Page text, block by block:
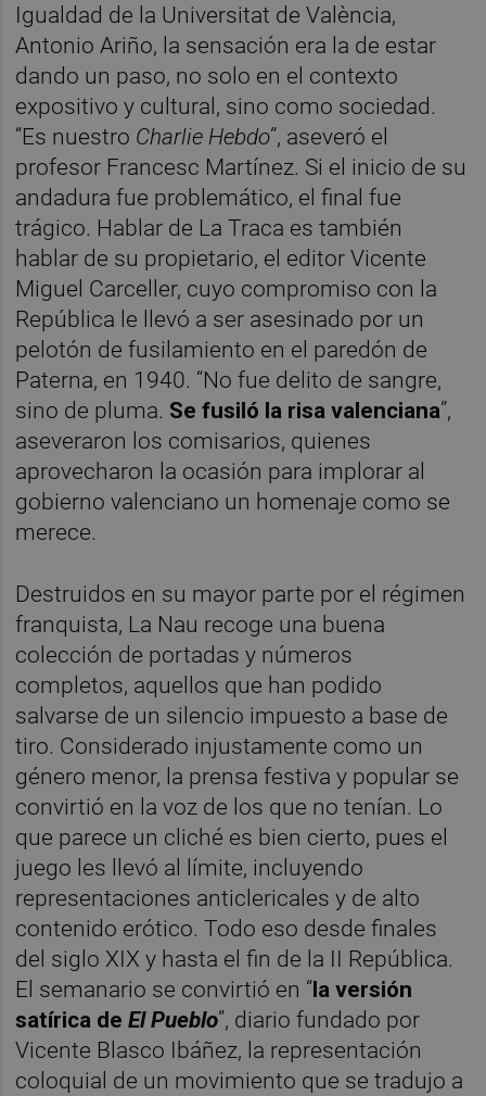
Igualdad de la Universitat de València,
Antonio Ariño, la sensación era la de estar
dando un paso, no solo en el contexto
expositivo y cultural, sino como sociedad.
“Es nuestro Charlie Hebdo”, aseveró el
profesor Francesc Martínez. Si el inicio de su
andadura fue problemático, el final fue
trágico. Hablar de La Traca es también
hablar de su propietario, el editor Vicente
Miguel Carceller, cuyo compromiso con la
República le llevó a ser asesinado por un
pelotón de fusilamiento en el paredón de
Paterna, en 1940. “No fue delito de sangre,
sino de pluma. Se fusiló la risa valenciana”,
aseveraron los comisarios, quienes
aprovecharon la ocasión para implorar al
gobierno valenciano un homenaje como se
merece.
Destruidos en su mayor parte por el régimen
franquista, La Nau recoge una buena
colección de portadas y números
completos, aquellos que han podido
salvarse de un silencio impuesto a base de
tiro. Considerado injustamente como un
género menor, la prensa festiva y popular se
convirtió en la voz de los que no tenían. Lo
que parece un cliché es bien cierto, pues el
juego les llevó al límite, incluyendo
representaciones anticlericales y de alto
contenido erótico. Todo eso desde finales
del siglo XIX y hasta el fin de la II República.
El semanario se convirtió en “la versión
satírica deEl Pueblo”, diario fundado por
Vicente Blasco Ibáñez, la representación
coloquial de un movimiento que se tradujo a